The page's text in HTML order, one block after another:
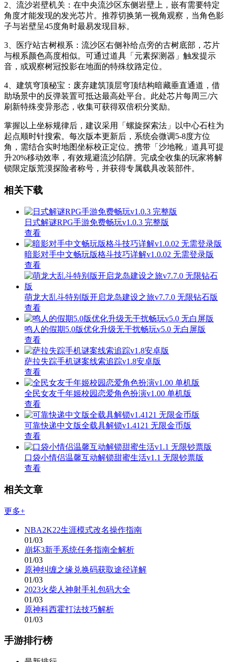
2、流沙岩壁机关：在中央流沙区东侧岩壁上，嵌有需要特定
角度才能发现的发光芯片。推荐切换第一视角观察，当角色影
子与岩壁呈45度角时最易发现目标。
3、医疗站古树根系：流沙区右侧补给点旁的古树底部，芯片
与根系颜色高度相似。可通过道具「元素探测器」触发提示
音，或观察树冠投影在地面的特殊纹路定位。
4、建筑穹顶秘宝：废弃建筑顶层穹顶结构暗藏垂直通道，借
助场景中的反弹装置可抵达最高处平台。此处芯片每周三/六
刷新特殊变异形态，收集可获得双倍积分奖励。
掌握以上坐标规律后，建议采用「螺旋探索法」以中心石柱为
起点顺时针搜索。每次版本更新后，系统会微调5-8度方位
角，需结合实时地图坐标校正定位。携带「沙地靴」道具可提
升20%移动效率，有效规避流沙陷阱。完成全收集的玩家将解
锁限定版荒漠探险者称号，并获得专属载具改装部件。
相关下载
日式解谜RPG手游免费畅玩v1.0.3 完整版
查看
暗影对手中文畅玩版格斗技巧详解v1.0.02 无需登录版
查看
萌龙大乱斗特别版开启龙岛建设之旅v7.7.0 无限钻石版
查看
鸣人的假期5.0版优化升级无干扰畅玩v5.0 无白屏版
查看
萨拉失踪手机谜案线索追踪v1.8安卓版
查看
全民女友千年姬校园恋爱角色扮演v1.00 单机版
查看
可靠快递中文版全载具解锁v1.4121 无限金币版
查看
口袋小情侣温馨互动解锁甜蜜生活v1.1 无限钞票版
查看
相关文章
更多+
NBA2K22生涯模式改名操作指南
01/03
崩坏3新手系统任务指南全解析
01/03
原神纠缠之缘兑换码获取途径详解
01/03
2023火柴人神射手礼包码大全
01/03
原神科西霍打法技巧解析
01/03
手游排行榜